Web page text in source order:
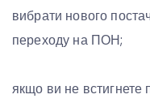
вибрати нового
переходу на ПОН;
якщо ви не встигнете